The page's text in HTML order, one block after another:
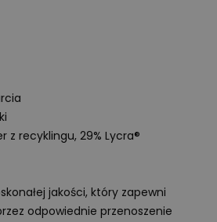
z recyklingu, 29% Lycra®
jakości, który zapewni
odpowiednie przenoszenie